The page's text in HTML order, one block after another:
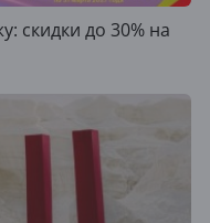
скидки до 30% на